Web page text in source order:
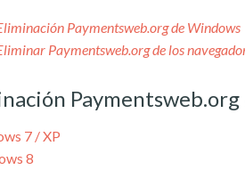
Paymentsweb.org de Windows
Paymentsweb.org de los
7 / XP
8